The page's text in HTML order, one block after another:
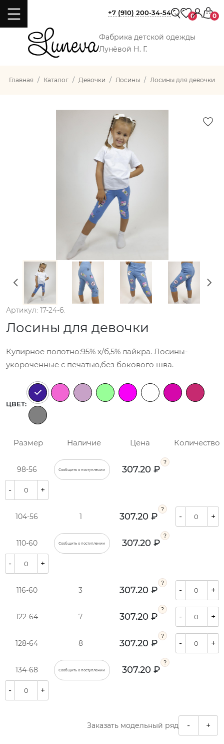
Фабрика детской одежды
Лунёвой Н. Г.
+7 (910) 200-34-54 0 0
Главная Каталог Девочки Лосины Лосины для девочки
Артикул: 17-24-6.
Лосины для девочки
Кулирное полотно:95% х/б,5% лайкра. Лосины-
укороченные с печатью,без бокового шва.
ЦВЕТ:
Размер Наличие Цена Количество
98-56 Сообщить о поступлении 307.20 ₽
- +
104-56 1 307.20 ₽ - +
110-60 Сообщить о поступлении 307.20 ₽
- +
116-60 3 307.20 ₽ - +
122-64 7 307.20 ₽ - +
128-64 8 307.20 ₽ - +
134-68 Сообщить о поступлении 307.20 ₽
- +
Заказать модельный ряд - +